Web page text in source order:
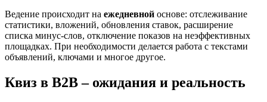
Ведение происходит на ежедневной основе: отслеживание
статистики, вложений, обновления ставок, расширение
списка минус-слов, отключение показов на неэффективных
площадках. При необходимости делается работа с текстами
объявлений, ключами и многое другое.
Квиз в B2B – ожидания и реальность